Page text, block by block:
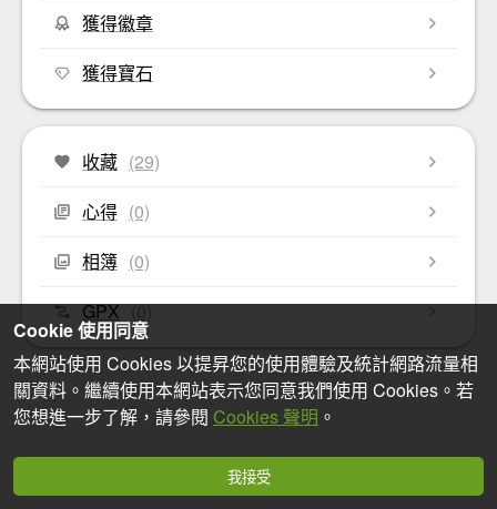
獲得徽章
獲得寶石
收藏 (29)
心得 (0)
相簿 (0)
GPX (0)
Cookie 使用同意
本網站使用 Cookies 以提昇您的使用體驗及統計網路流量相
關資料。繼續使用本網站表示您同意我們使用 Cookies。若
您想進一步了解，請參閱 Cookies 聲明 。
我接受